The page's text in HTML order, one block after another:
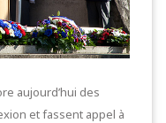
aujourd’hui des
et fassent appel à